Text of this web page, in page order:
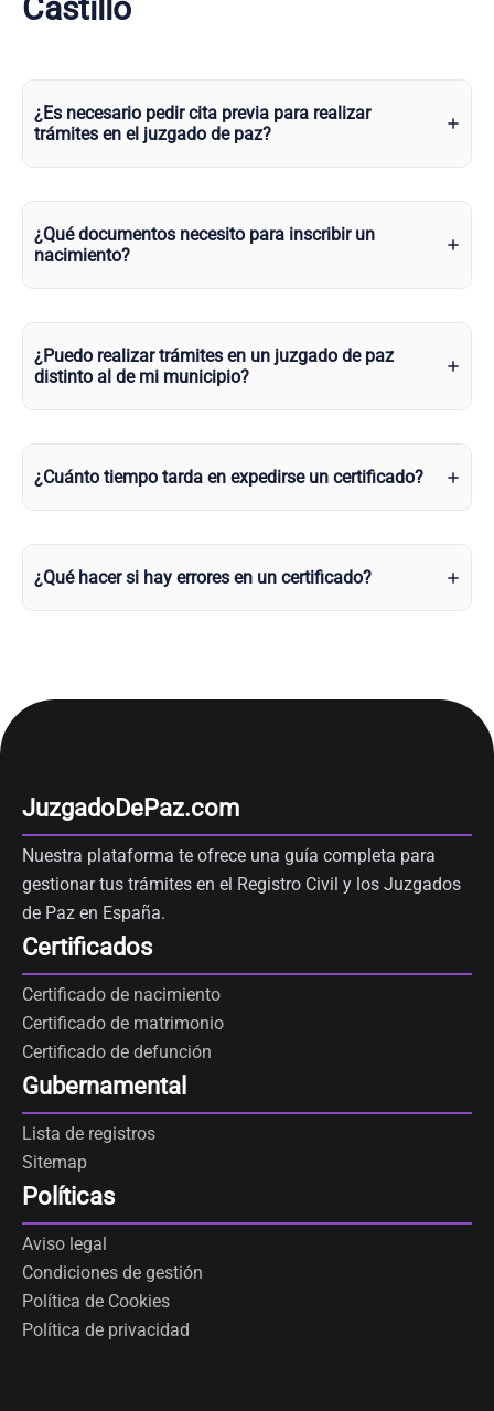
Castillo
¿Es necesario pedir cita previa para realizar
trámites en el juzgado de paz?
¿Qué documentos necesito para inscribir un
nacimiento?
¿Puedo realizar trámites en un juzgado de paz
distinto al de mi municipio?
¿Cuánto tiempo tarda en expedirse un certificado?
¿Qué hacer si hay errores en un certificado?
JuzgadoDePaz.com
Nuestra plataforma te ofrece una guía completa para
gestionar tus trámites en el Registro Civil y los Juzgados
de Paz en España.
Certificados
Certificado de nacimiento
Certificado de matrimonio
Certificado de defunción
Gubernamental
Lista de registros
Sitemap
Políticas
Aviso legal
Condiciones de gestión
Política de Cookies
Política de privacidad